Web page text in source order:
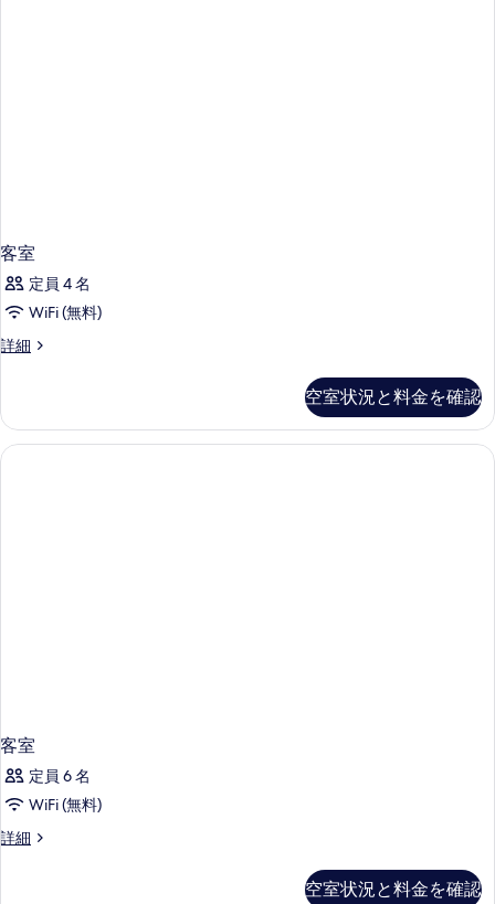
客室
定員 4 名
WiFi (無料)
詳細
客
細
空室状況と料金を確認
客室
定員 6 名
WiFi (無料)
詳細
客
空室状況と料金を確認